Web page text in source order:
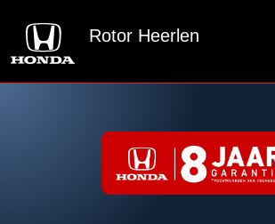
Rotor Heerlen